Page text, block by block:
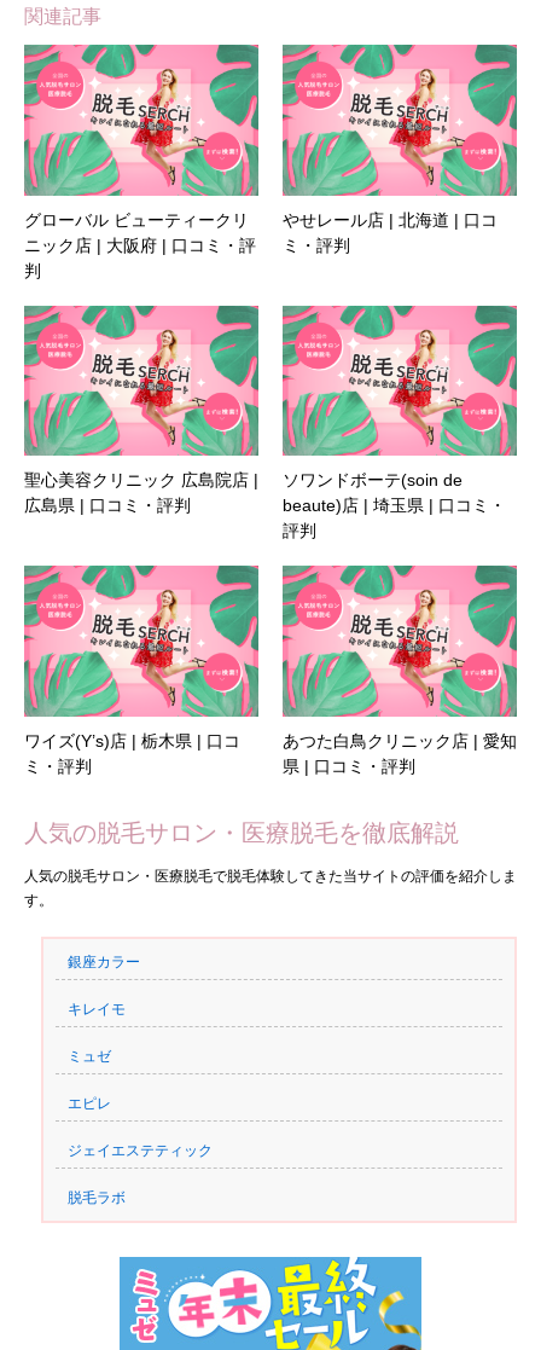
関連記事
グローバル ビューティークリ
ニック店 | 大阪府 | 口コミ・評
判
やせレール店 | 北海道 | 口コ
ミ・評判
聖心美容クリニック 広島院店 |
広島県 | 口コミ・評判
ソワンドボーテ(soin de
beaute)店 | 埼玉県 | 口コミ・
評判
ワイズ(Y’s)店 | 栃木県 | 口コ
ミ・評判
あつた白鳥クリニック店 | 愛知
県 | 口コミ・評判
人気の脱毛サロン・医療脱毛を徹底解説
人気の脱毛サロン・医療脱毛で脱毛体験してきた当サイトの評価を紹介しま
す。
銀座カラー
キレイモ
ミュゼ
エピレ
ジェイエステティック
脱毛ラボ